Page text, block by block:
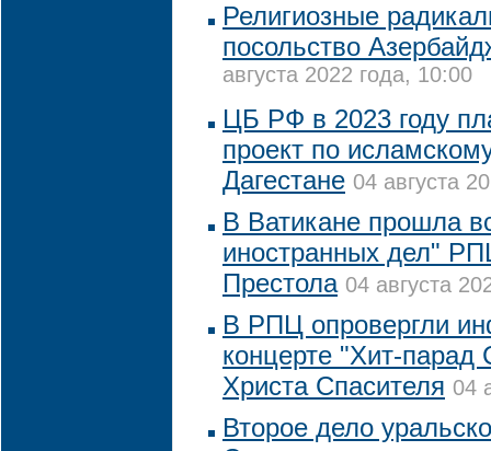
Религиозные
посольство
августа 2022 года, 10:00
ЦБ РФ в 2023 году
проект по
Дагестане 04 августа
В Ватикане прошла
иностранных дел"
Престола 04 августа
В РПЦ опровергли
концерте "Хит-
Христа Спасителя 04
Второе дело